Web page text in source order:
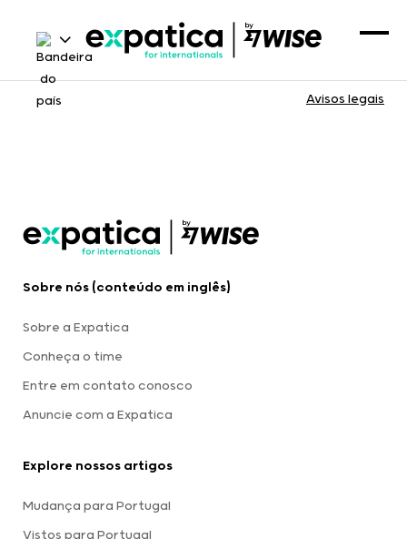
Avisos legais
Sobre nós (conteúdo em inglês)
Sobre a Expatica
Conheça o time
Entre em contato conosco
Anuncie com a Expatica
Explore nossos artigos
Mudança para Portugal
Vistos para Portugal